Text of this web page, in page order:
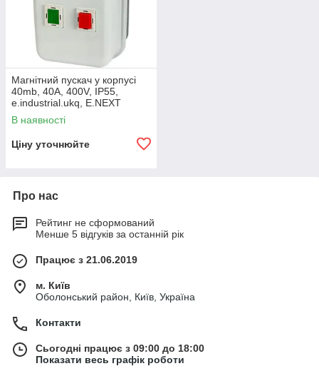
Магнітний пускач у корпусі
40mb, 40А, 400V, IP55,
e.industrial.ukq, E.NEXT
(i0100006)
В наявності
Ціну уточнюйте
Про нас
Рейтинг не сформований
Менше 5 відгуків за останній рік
Працює з 21.06.2019
м. Київ
Оболонський район, Київ, Україна
Контакти
Сьогодні працює з 09:00 до 18:00
Показати весь графік роботи